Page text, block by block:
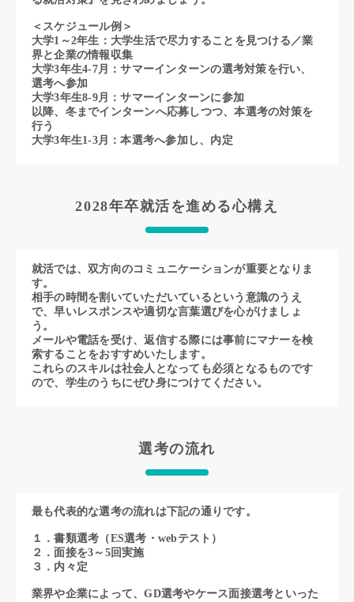
あらゆる領域で、世界を感動で満たすために。ソニーで
は、これまで培ってきた様々なテクノロジーとAI・クラウ
ド技術を掛け合わせることで、新たなエンタテインメント
を創造し続けています。
◆PKSHA Technology
東京大学の松尾研究室出身 上野山氏によって創業された、
AIソリューションの開発・AI SaaSの提供を行うテックカ
ンパニー。「未来のソフトウエアを形にする」というミッ
ションのもと、社会課題を解決する多様なAIおよびAIエー
＜スケジュール例＞
大学1～2年生：大学生活で尽力することを見つける／業
界と企業の情報収集
大学3年生4-7月：サマーインターンの選考対策を行い、
選考へ参加
大学3年生8-9月：サマーインターンに参加
以降、冬までインターンへ応募しつつ、本選考の対策を
行う
大学3年生1-3月：本選考へ参加し、内定
2028年卒就活を進める心構え
就活では、双方向のコミュニケーションが重要となりま
す。
相手の時間を割いていただいているという意識のうえ
で、早いレスポンスや適切な言葉選びを心がけましょ
う。
メールや電話を受け、返信する際には事前にマナーを検
索することをおすすめいたします。
これらのスキルは社会人となっても必須となるものです
ので、学生のうちにぜひ身につけてください。
選考の流れ
最も代表的な選考の流れは下記の通りです。
１．書類選考（ES選考・webテスト）
２．面接を3～5回実施
３．内々定
業界や企業によって、GD選考やケース面接選考といった